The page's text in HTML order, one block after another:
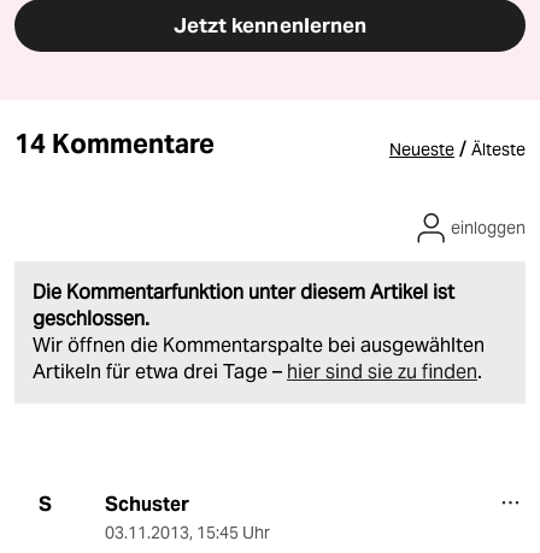
Jetzt kennenlernen
14 Kommentare Neueste / Älteste
Die Kommentarfunktion unter diesem Artikel ist
geschlossen.
Wir öffnen die Kommentarspalte bei ausgewählten
Artikeln für etwa drei Tage – hier sind sie zu finden.
einloggen
S Schuster
03.11.2013, 15:45 Uhr